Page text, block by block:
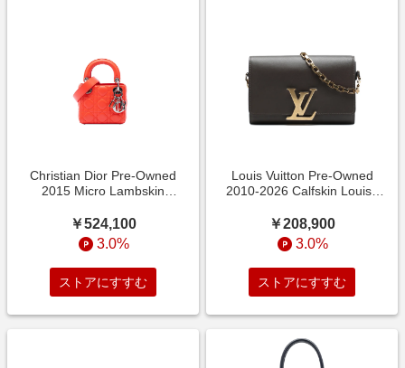
Christian Dior Pre-Owned
2015 Micro Lambskin
￥524,100
3.0%
ストアにすすむ
Louis Vuitton Pre-Owned
2010-2026 Calfskin Louise
￥208,900
3.0%
ストアにすすむ